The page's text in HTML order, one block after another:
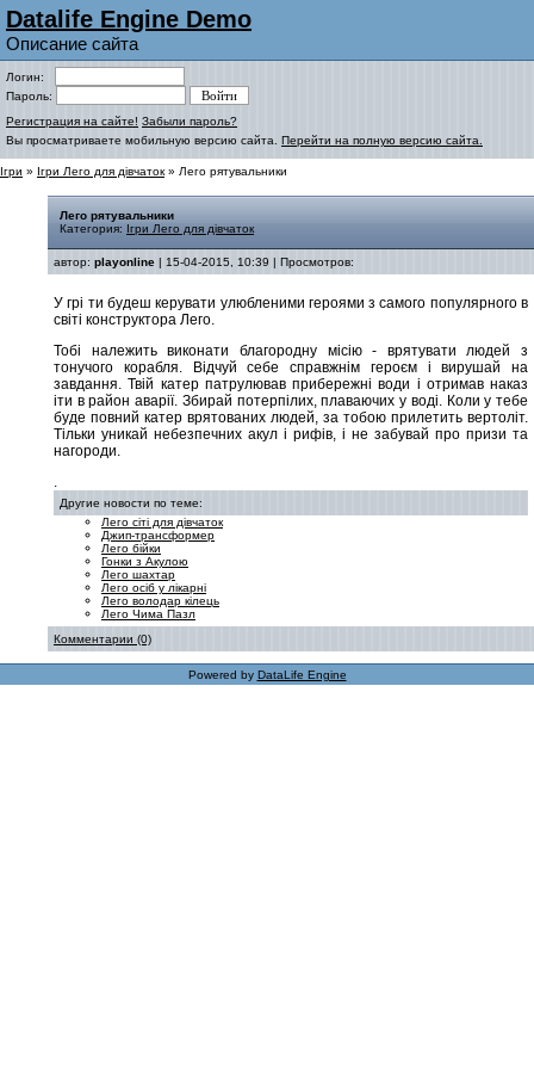
Datalife Engine Demo
Описание сайта
Логин:
Пароль:
Регистрация на сайте! Забыли пароль?
Вы просматриваете мобильную версию сайта. Перейти на полную версию сайта.
Ігри » Ігри Лего для дівчаток » Лего рятувальники
Лего рятувальники
Категория: Ігри Лего для дівчаток
автор: playonline | 15-04-2015, 10:39 | Просмотров:
У грі ти будеш керувати улюбленими героями з самого популярного в
світі конструктора Лего.
Тобі належить виконати благородну місію - врятувати людей з
тонучого корабля. Відчуй себе справжнім героєм і вирушай на
завдання. Твій катер патрулював прибережні води і отримав наказ
іти в район аварії. Збирай потерпілих, плаваючих у воді. Коли у тебе
буде повний катер врятованих людей, за тобою прилетить вертоліт.
Тільки уникай небезпечних акул і рифів, і не забувай про призи та
нагороди.
.
Другие новости по теме:
Лего сіті для дівчаток
Джип-трансформер
Лего бійки
Гонки з Акулою
Лего шахтар
Лего осіб у лікарні
Лего володар кілець
Лего Чима Пазл
Комментарии (0)
Powered by DataLife Engine